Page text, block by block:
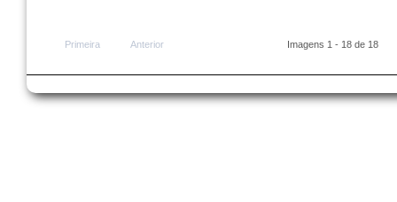
Primeira Anterior Imagens 1 - 18 de 18